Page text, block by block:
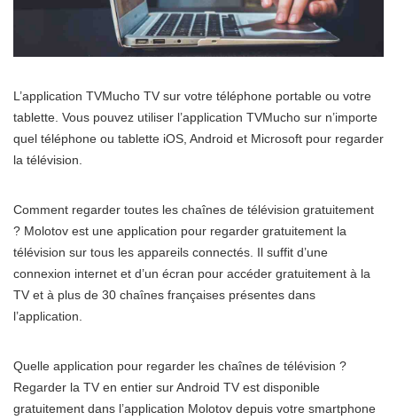
L’application TVMucho TV sur votre téléphone portable ou votre
tablette. Vous pouvez utiliser l’application TVMucho sur n’importe
quel téléphone ou tablette iOS, Android et Microsoft pour regarder
la télévision.
Comment regarder toutes les chaînes de télévision gratuitement
? Molotov est une application pour regarder gratuitement la
télévision sur tous les appareils connectés. Il suffit d’une
connexion internet et d’un écran pour accéder gratuitement à la
TV et à plus de 30 chaînes françaises présentes dans
l’application.
Quelle application pour regarder les chaînes de télévision ?
Regarder la TV en entier sur Android TV est disponible
gratuitement dans l’application Molotov depuis votre smartphone